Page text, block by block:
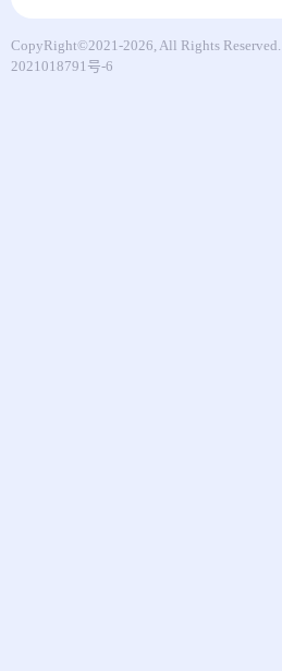
CopyRight©2021-2026, All Rights Reserved.
2021018791号-6